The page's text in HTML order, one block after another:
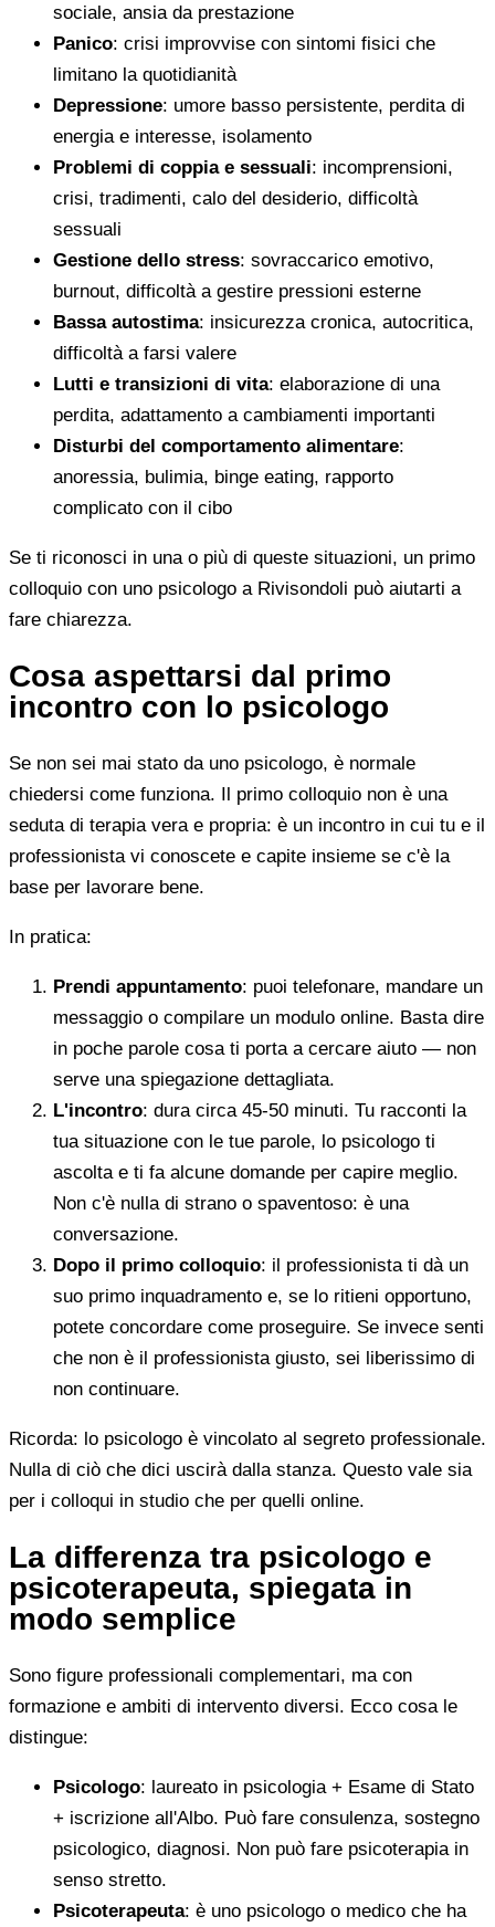
sociale, ansia da prestazione
Panico: crisi improvvise con sintomi fisici che
limitano la quotidianità
Depressione: umore basso persistente, perdita di
energia e interesse, isolamento
Problemi di coppia e sessuali: incomprensioni,
crisi, tradimenti, calo del desiderio, difficoltà
sessuali
Gestione dello stress: sovraccarico emotivo,
burnout, difficoltà a gestire pressioni esterne
Bassa autostima: insicurezza cronica, autocritica,
difficoltà a farsi valere
Lutti e transizioni di vita: elaborazione di una
perdita, adattamento a cambiamenti importanti
Disturbi del comportamento alimentare:
anoressia, bulimia, binge eating, rapporto
complicato con il cibo
Se ti riconosci in una o più di queste situazioni, un primo
colloquio con uno psicologo a Rivisondoli può aiutarti a
fare chiarezza.
Cosa aspettarsi dal primo
incontro con lo psicologo
Se non sei mai stato da uno psicologo, è normale
chiedersi come funziona. Il primo colloquio non è una
seduta di terapia vera e propria: è un incontro in cui tu e il
professionista vi conoscete e capite insieme se c'è la
base per lavorare bene.
In pratica:
Prendi appuntamento: puoi telefonare, mandare un
messaggio o compilare un modulo online. Basta dire
in poche parole cosa ti porta a cercare aiuto — non
serve una spiegazione dettagliata.
L'incontro: dura circa 45-50 minuti. Tu racconti la
tua situazione con le tue parole, lo psicologo ti
ascolta e ti fa alcune domande per capire meglio.
Non c'è nulla di strano o spaventoso: è una
conversazione.
Dopo il primo colloquio: il professionista ti dà un
suo primo inquadramento e, se lo ritieni opportuno,
potete concordare come proseguire. Se invece senti
che non è il professionista giusto, sei liberissimo di
non continuare.
Ricorda: lo psicologo è vincolato al segreto professionale.
Nulla di ciò che dici uscirà dalla stanza. Questo vale sia
per i colloqui in studio che per quelli online.
La differenza tra psicologo e
psicoterapeuta, spiegata in
modo semplice
Sono figure professionali complementari, ma con
formazione e ambiti di intervento diversi. Ecco cosa le
distingue:
Psicologo: laureato in psicologia + Esame di Stato
+ iscrizione all'Albo. Può fare consulenza, sostegno
psicologico, diagnosi. Non può fare psicoterapia in
senso stretto.
Psicoterapeuta: è uno psicologo o medico che ha